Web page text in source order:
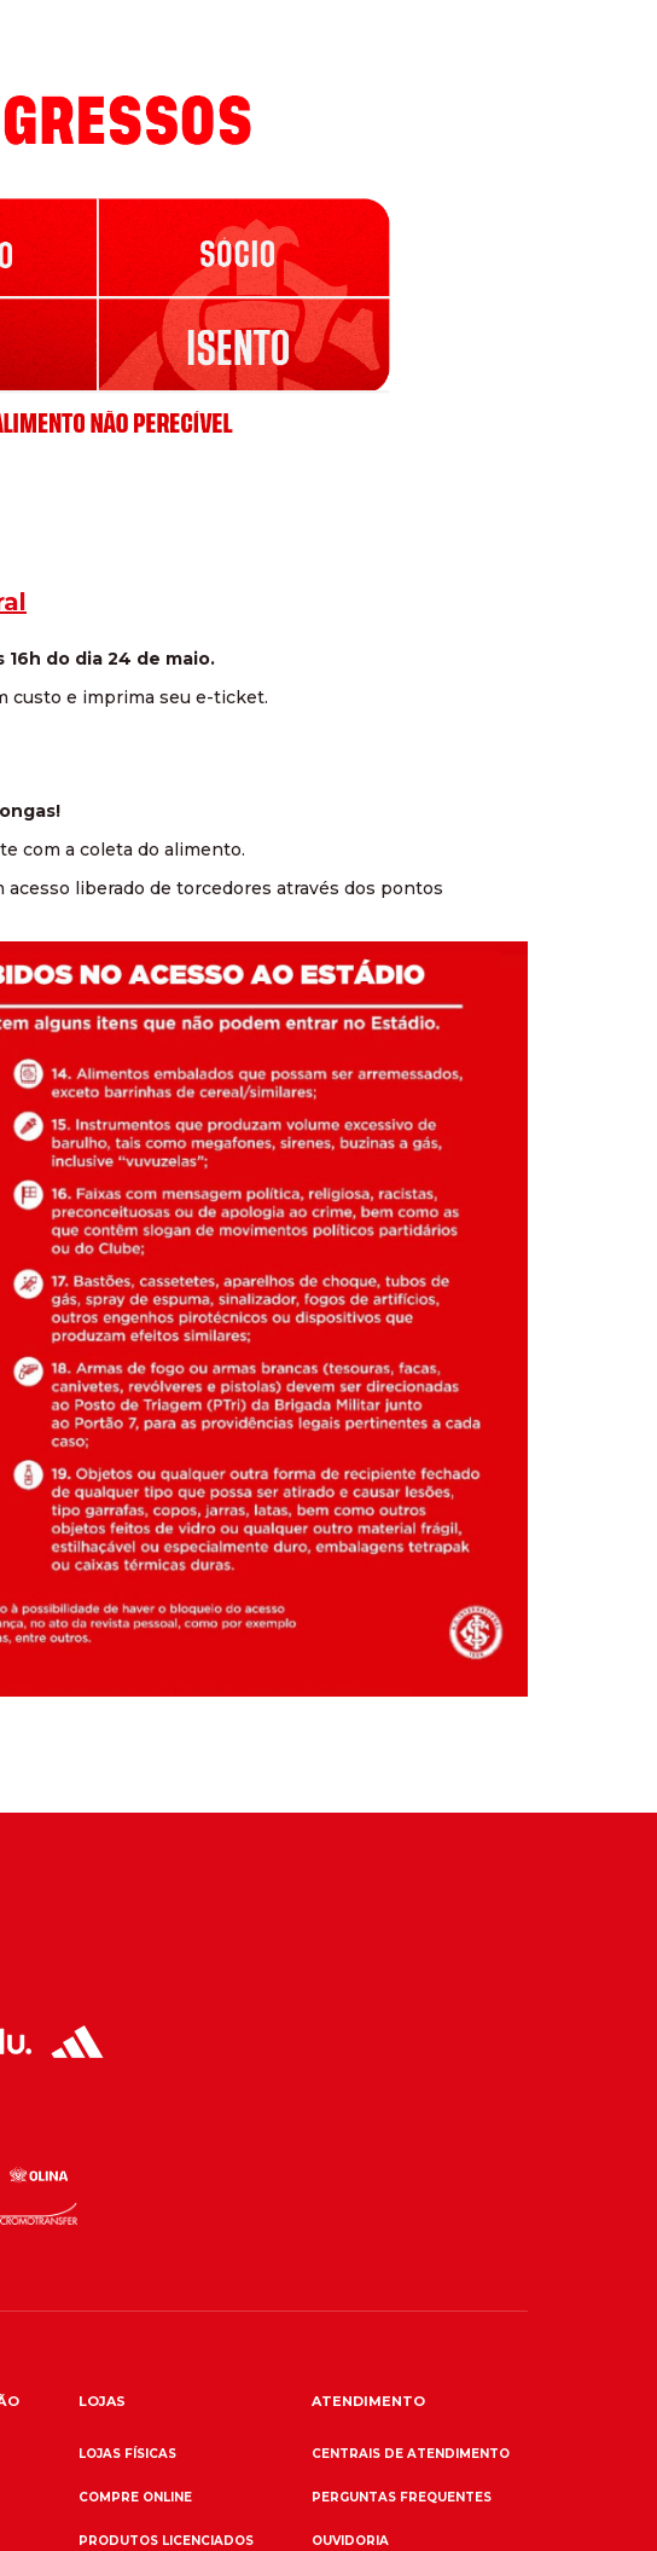
do dia 24 de maio.
custo e imprima seu e-ticket.
com a coleta do alimento.
liberado de torcedores através dos pontos
LOJAS
LOJAS FÍSICAS
COMPRE ONLINE
PRODUTOS LICENCIADOS
ATENDIMENTO
CENTRAIS DE ATENDIMENTO
PERGUNTAS FREQUENTES
OUVIDORIA